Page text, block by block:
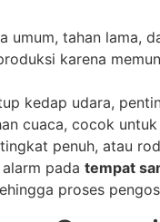
umum, tahan lama,
karena
kedap udara,
cuaca, cocok
penuh, atau
pada tempat
proses